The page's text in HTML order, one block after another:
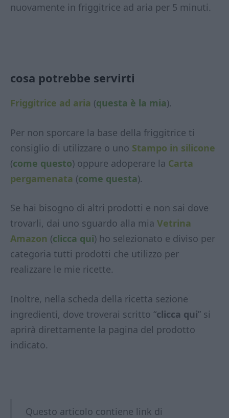
nuovamente in friggitrice ad aria per 5 minuti.
cosa potrebbe servirti
Friggitrice ad aria (questa è la mia).
Per non sporcare la base della friggitrice ti
consiglio di utilizzare o uno Stampo in silicone
(come questo) oppure adoperare la Carta
pergamenata (come questa).
Se hai bisogno di altri prodotti e non sai dove
trovarli, dai uno sguardo alla mia Vetrina
Amazon (clicca qui) ho selezionato e diviso per
categoria tutti prodotti che utilizzo per
realizzare le mie ricette.
Inoltre, nella scheda della ricetta sezione
ingredienti, dove troverai scritto “clicca qui” si
aprirà direttamente la pagina del prodotto
indicato.
Questo articolo contiene link di